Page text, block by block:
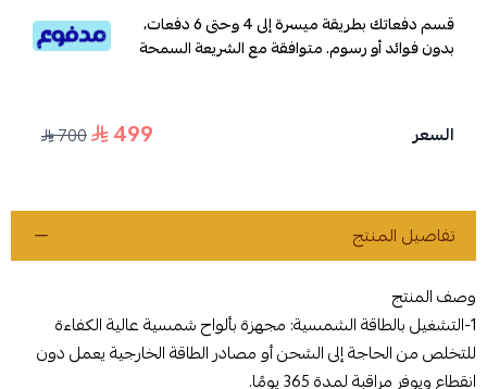
قسم دفعاتك بطريقة ميسرة إلى 4 وحتى 6 دفعات،
بدون فوائد أو رسوم. متوافقة مع الشريعة السمحة
السعر 499
700
تفاصيل المنتج
وصف المنتج
1-التشغيل بالطاقة الشمسية: مجهزة بألواح شمسية عالية الكفاءة
للتخلص من الحاجة إلى الشحن أو مصادر الطاقة الخارجية يعمل دون
انقطاع ويوفر مراقبة لمدة 365 يومًا.